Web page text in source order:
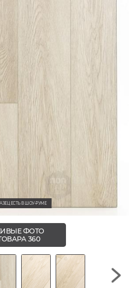
ЕСТЬ В ШОУ-РУМЕ
ФОТО
360